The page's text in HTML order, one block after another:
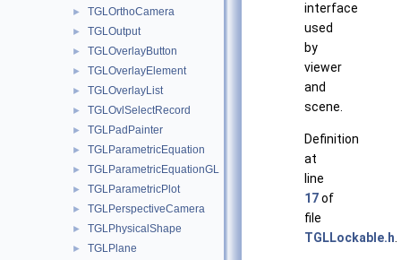
► TGLOrthoCamera
► TGLOutput
► TGLOverlayButton
► TGLOverlayElement
► TGLOverlayList
► TGLOvlSelectRecord
► TGLPadPainter
► TGLParametricEquation
► TGLParametricEquationGL
► TGLParametricPlot
► TGLPerspectiveCamera
► TGLPhysicalShape
► TGLPlane
interface
used
by
viewer
and
scene.
Definition
at
line
17of
file
TGLLockable.h